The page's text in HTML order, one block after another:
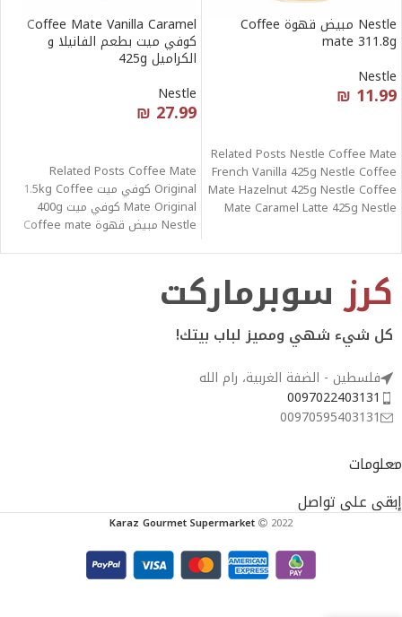
Nestle مبيض قهوة Coffee
mate 311.8g
Nestle
₪ 11.99
Related Posts Nestle Coffee Mate
French Vanilla 425g Nestle Coffee
Mate Hazelnut 425g Nestle Coffee
Mate Caramel Latte 425g Nestle
Coffee Mate Vanilla Caramel
كوفي ميت بطعم الفانيلا و
الكراميل 425g
Nestle
₪ 27.99
Related Posts Coffee Mate
Original كوفي ميت 1.5kg Coffee
Mate Original كوفي ميت 400g
Nestle مبيض قهوة Coffee mate
كرز سوبرماركت
كل شيء شهي ومميز لباب بيتك!
فلسطين - الضفة الغربية، رام الله
0097022403131
00970595403131
معلومات
إبقى على تواصل
Karaz Gourmet Supermarket 2022